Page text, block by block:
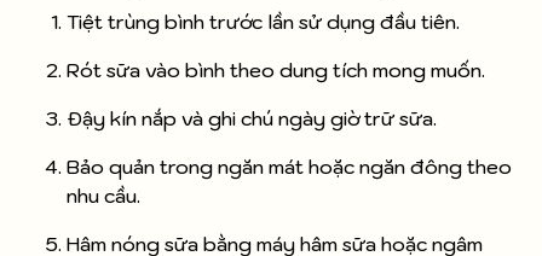
Tiệt trùng bình trước lần sử dụng đầu tiên.
Rót sữa vào bình theo dung tích mong muốn.
Đậy kín nắp và ghi chú ngày giờ trữ sữa.
Bảo quản trong ngăn mát hoặc ngăn đông theo
nhu cầu.
Hâm nóng sữa bằng máy hâm sữa hoặc ngâm